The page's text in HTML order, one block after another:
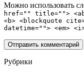
Можно использовать
href="" title="">
<b> <blockquote
datetime=""> <em>
Рубрики